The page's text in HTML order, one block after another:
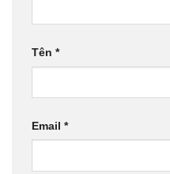
Tên *
Email *